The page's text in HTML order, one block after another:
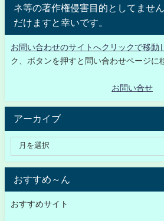
ネ等の著作権侵害目的としてませ
だけますと幸いです。
お問い合わせのサイトへクリックで移動
ク、ボタンを押すと問い合わせページに
お問い合せ
アーカイブ
おすすめ～ん
おすすめサイト